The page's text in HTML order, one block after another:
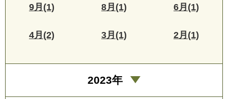
9月(1) 8月(1) 6月(1)
4月(2) 3月(1) 2月(1)
2023年